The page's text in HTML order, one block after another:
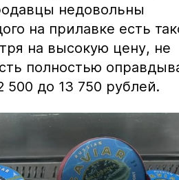
недовольны
на прилавке есть
на высокую цену, не
полностью
500 до 13 750 рублей.